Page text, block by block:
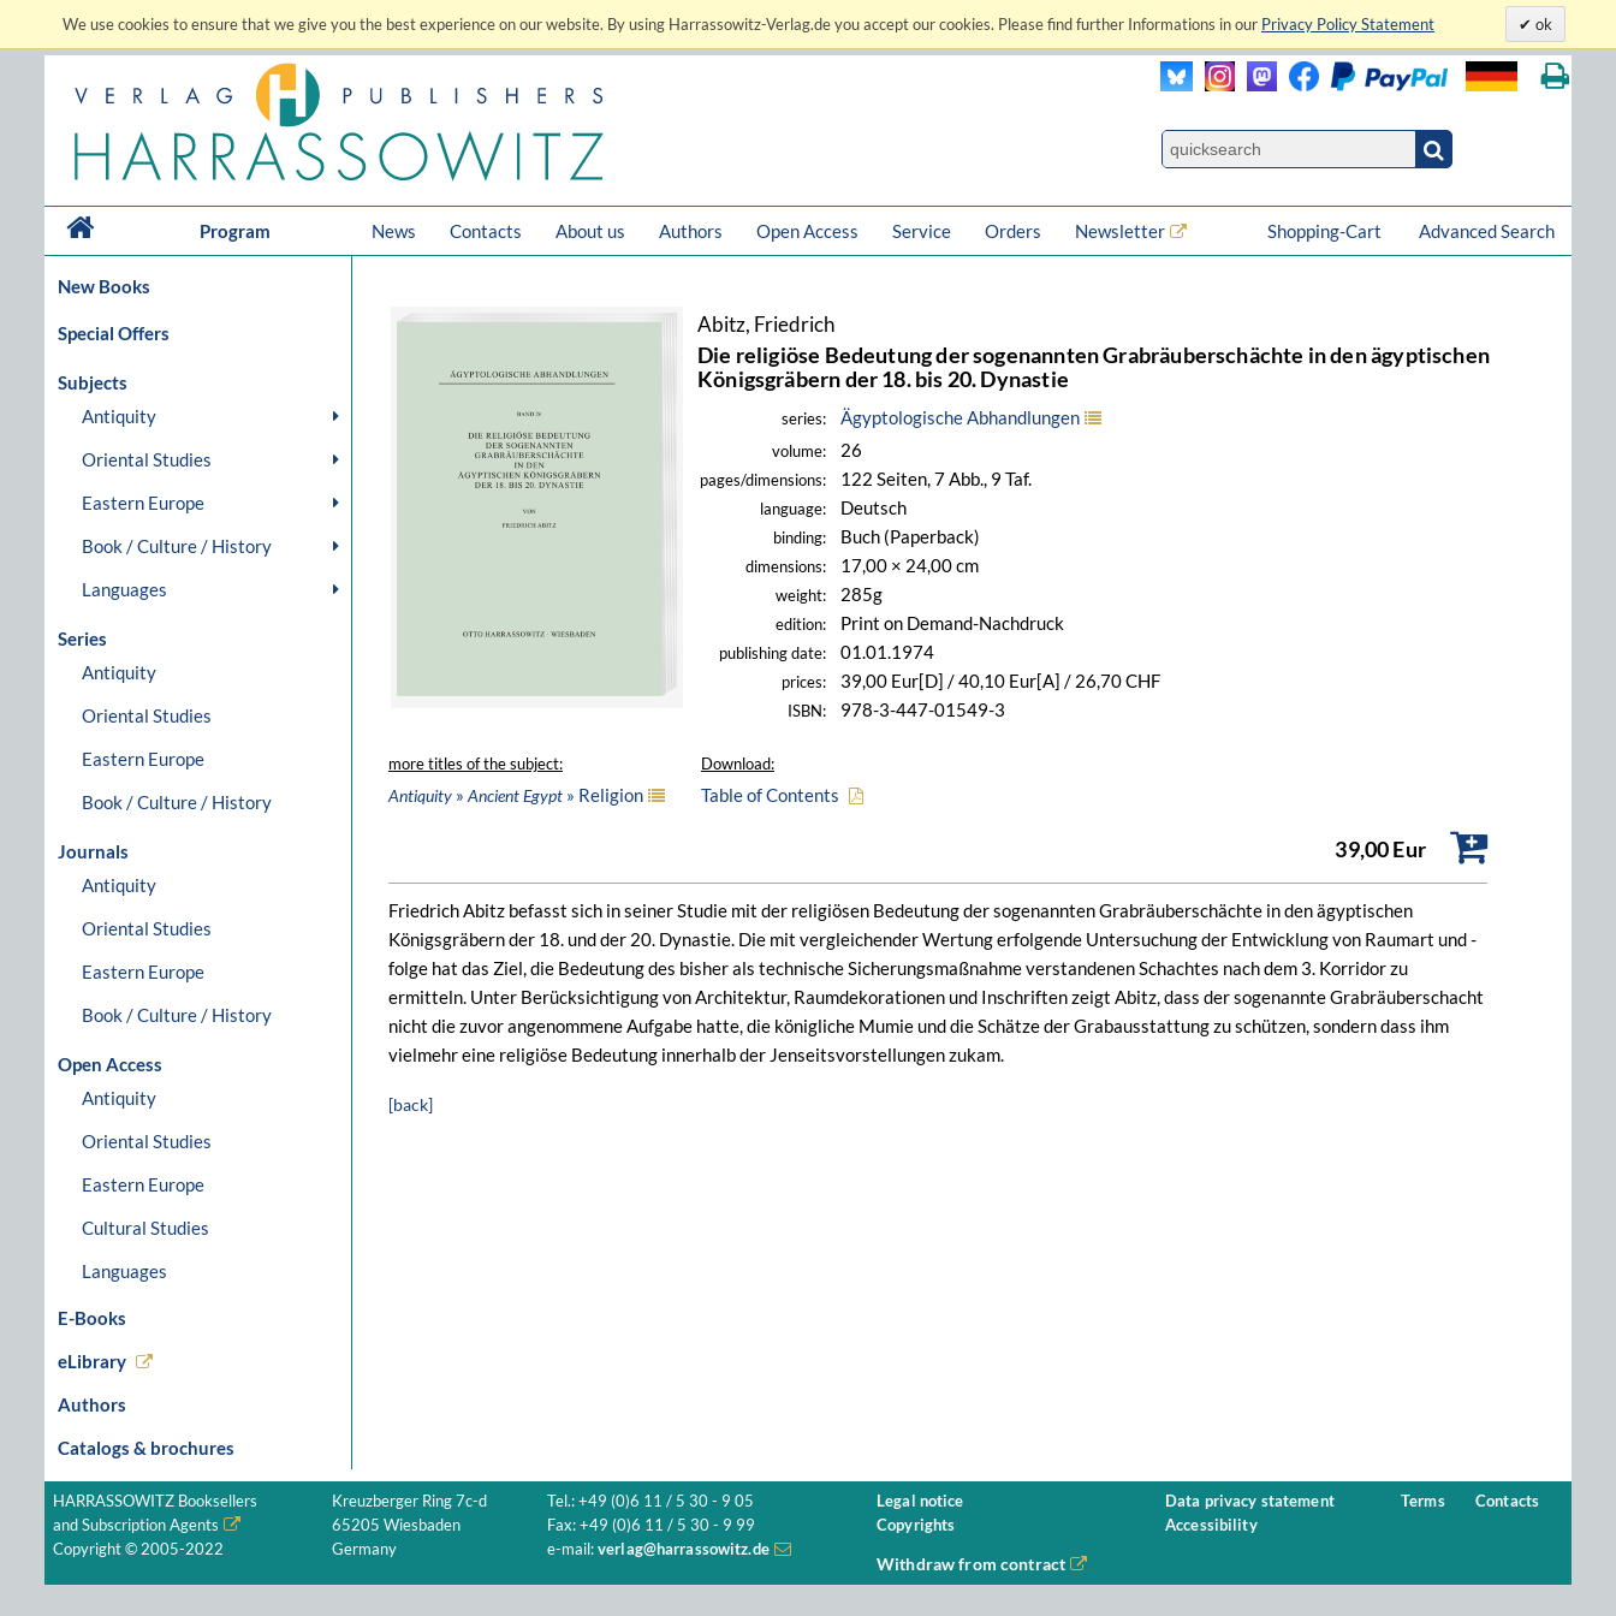
We use cookies to ensure that we give you the best experience on our website. By using Harrassowitz-Verlag.de you accept our cookies. Please find further Informations in our Privacy Policy Statement ok
Program News Contacts About us Authors Open Access Service Orders Newsletter Advanced Search
Shopping-Cart
New Books
Special Offers
Subjects
Antiquity
Oriental Studies
Eastern Europe
Book / Culture / History
Languages
Series
Antiquity
Oriental Studies
Eastern Europe
Book / Culture / History
Journals
Antiquity
Oriental Studies
Eastern Europe
Book / Culture / History
Open Access
Antiquity
Oriental Studies
Eastern Europe
Cultural Studies
Languages
E-Books
eLibrary
Authors
Catalogs & brochures
Abitz, Friedrich
Die religiöse Bedeutung der sogenannten Grabräuberschächte in den ägyptischen
Königsgräbern der 18. bis 20. Dynastie
series: Ägyptologische Abhandlungen
volume: 26
pages/dimensions: 122 Seiten, 7 Abb., 9 Taf.
language: Deutsch
binding: Buch (Paperback)
dimensions: 17,00 × 24,00 cm
weight: 285g
edition: Print on Demand-Nachdruck
publishing date: 01.01.1974
prices: 39,00 Eur[D] / 40,10 Eur[A] / 26,70 CHF
ISBN: 978-3-447-01549-3
more titles of the subject:
Antiquity » Ancient Egypt » Religion
Download:
Table of Contents
39,00 Eur
Friedrich Abitz befasst sich in seiner Studie mit der religiösen Bedeutung der sogenannten Grabräuberschächte in den ägyptischen
Königsgräbern der 18. und der 20. Dynastie. Die mit vergleichender Wertung erfolgende Untersuchung der Entwicklung von Raumart und -
folge hat das Ziel, die Bedeutung des bisher als technische Sicherungsmaßnahme verstandenen Schachtes nach dem 3. Korridor zu
ermitteln. Unter Berücksichtigung von Architektur, Raumdekorationen und Inschriften zeigt Abitz, dass der sogenannte Grabräuberschacht
nicht die zuvor angenommene Aufgabe hatte, die königliche Mumie und die Schätze der Grabausstattung zu schützen, sondern dass ihm
vielmehr eine religiöse Bedeutung innerhalb der Jenseitsvorstellungen zukam.
[back]
HARRASSOWITZ Booksellers
and Subscription Agents
Copyright © 2005-2022
Kreuzberger Ring 7c-d
65205 Wiesbaden
Germany
Tel.: +49 (0)6 11 / 5 30 - 9 05
Fax: +49 (0)6 11 / 5 30 - 9 99
e-mail: verlag@harrassowitz.de
Legal notice
Copyrights
Data privacy statement
Accessibility
Terms Contacts
Withdraw from contract